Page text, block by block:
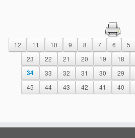
5
6
7
8
9
10
11
12
18
19
20
21
22
23
29
30
31
32
33
34
40
41
42
43
44
45